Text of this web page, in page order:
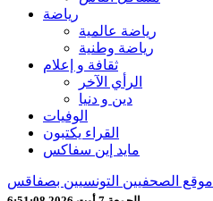
رياضة
رياضة عالمية
رياضة وطنية
ثقافة و إعلام
الرأي الآخر
دين و دنيا
الوفيات
القراء يكتبون
مايد إين سفاكس
موقع الصحفيين التونسيين بصفاقس